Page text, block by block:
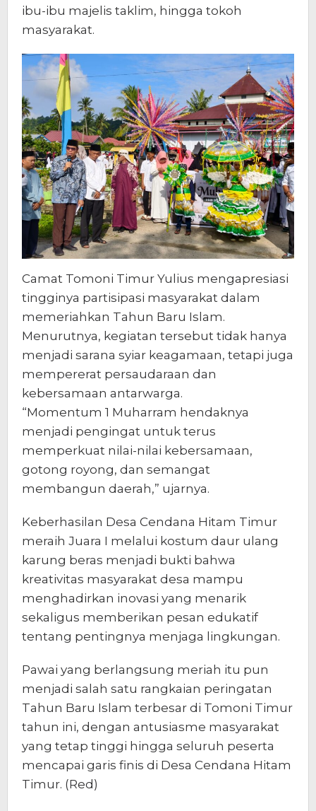
ibu-ibu majelis taklim, hingga tokoh
masyarakat.
Camat Tomoni Timur Yulius mengapresiasi
tingginya partisipasi masyarakat dalam
memeriahkan Tahun Baru Islam.
Menurutnya, kegiatan tersebut tidak hanya
menjadi sarana syiar keagamaan, tetapi juga
mempererat persaudaraan dan
kebersamaan antarwarga.
“Momentum 1 Muharram hendaknya
menjadi pengingat untuk terus
memperkuat nilai-nilai kebersamaan,
gotong royong, dan semangat
membangun daerah,” ujarnya.
Keberhasilan Desa Cendana Hitam Timur
meraih Juara I melalui kostum daur ulang
karung beras menjadi bukti bahwa
kreativitas masyarakat desa mampu
menghadirkan inovasi yang menarik
sekaligus memberikan pesan edukatif
tentang pentingnya menjaga lingkungan.
Pawai yang berlangsung meriah itu pun
menjadi salah satu rangkaian peringatan
Tahun Baru Islam terbesar di Tomoni Timur
tahun ini, dengan antusiasme masyarakat
yang tetap tinggi hingga seluruh peserta
mencapai garis finis di Desa Cendana Hitam
Timur. (Red)